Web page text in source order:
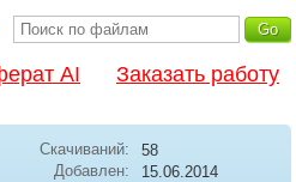
AI Заказать работу
Скачиваний:
58
Добавлен:
15.06.2014